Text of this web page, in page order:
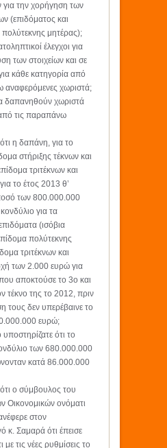
για την χορήγηση των
(επιδόματος και
πολύτεκνης μητέρας);
έλεγχοι για
των στοιχείων και σε
κάθε κατηγορία από
αναφερόμενες χωριστά;
δαπανηθούν χωριστά
τις παραπάνω
η δαπάνη, για το
στήριξης τέκνων και
τριτέκνων και
το έτος 2013 θ’
των 800.000.000
για τα
(ισόβια
πολύτεκνης
τριτέκνων και
των 2.000 ευρώ για
αποκτούσε το 3ο και
τέκνο της το 2012, πριν
τους δεν υπερέβαινε το
ευρώ;
υποστηρίζατε ότι το
των 680.000.000
κατά 86.000.000
ότι ο σύμβουλος του
Οικονομικών ονόματι
στον
Σαμαρά ότι έπεισε
με τις νέες ρυθμίσεις το